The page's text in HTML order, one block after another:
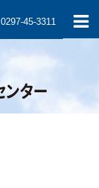
0297-45-3311